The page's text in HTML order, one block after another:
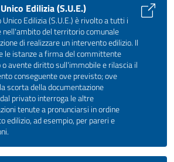
Edilizia (S.U.E.)
Edilizia (S.U.E.) è rivolto a tutti i
nell'ambito del territorio comunale
di realizzare un intervento edilizio. Il
le istanze a firma del committente
avente diritto sull'immobile e rilascia il
conseguente ove previsto; ove
scorta della documentazione
privato interroga le altre
tenute a pronunciarsi in ordine
edilizio, ad esempio, per pareri e